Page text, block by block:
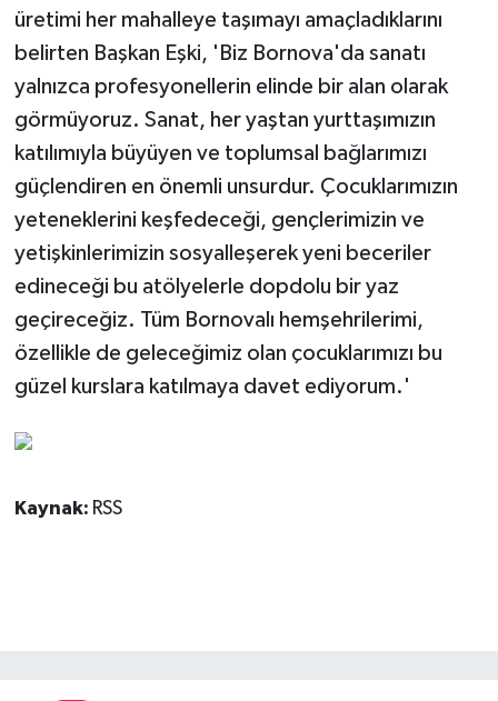
üretimi her mahalleye taşımayı amaçladıklarını
belirten Başkan Eşki, 'Biz Bornova'da sanatı
yalnızca profesyonellerin elinde bir alan olarak
görmüyoruz. Sanat, her yaştan yurttaşımızın
katılımıyla büyüyen ve toplumsal bağlarımızı
güçlendiren en önemli unsurdur. Çocuklarımızın
yeteneklerini keşfedeceği, gençlerimizin ve
yetişkinlerimizin sosyalleşerek yeni beceriler
edineceği bu atölyelerle dopdolu bir yaz
geçireceğiz. Tüm Bornovalı hemşehrilerimi,
özellikle de geleceğimiz olan çocuklarımızı bu
güzel kurslara katılmaya davet ediyorum.'
Kaynak: RSS